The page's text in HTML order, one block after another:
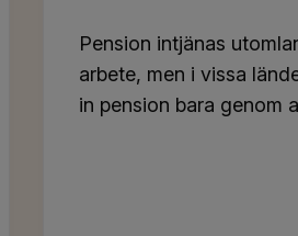
Pension intjänas
arbete, men i vissa
in pension bara genom